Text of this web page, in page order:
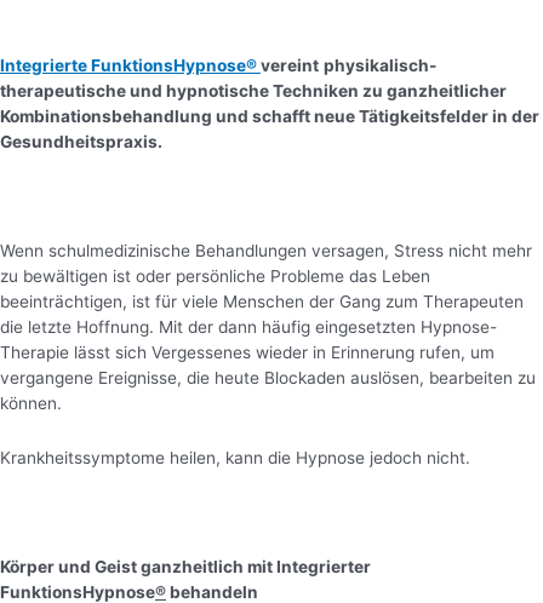
Integrierte FunktionsHypnose®vereint physikalisch-
therapeutische und hypnotische Techniken zu ganzheitlicher
Kombinationsbehandlung und schafft neue Tätigkeitsfelder in der
Gesundheitspraxis.
Wenn schulmedizinische Behandlungen versagen, Stress nicht mehr
zu bewältigen ist oder persönliche Probleme das Leben
beeinträchtigen, ist für viele Menschen der Gang zum Therapeuten
die letzte Hoffnung. Mit der dann häufig eingesetzten Hypnose-
Therapie lässt sich Vergessenes wieder in Erinnerung rufen, um
vergangene Ereignisse, die heute Blockaden auslösen, bearbeiten zu
können.
Krankheitssymptome heilen, kann die Hypnose jedoch nicht.
Körper und Geist ganzheitlich mitIntegrierter
FunktionsHypnose®behandeln